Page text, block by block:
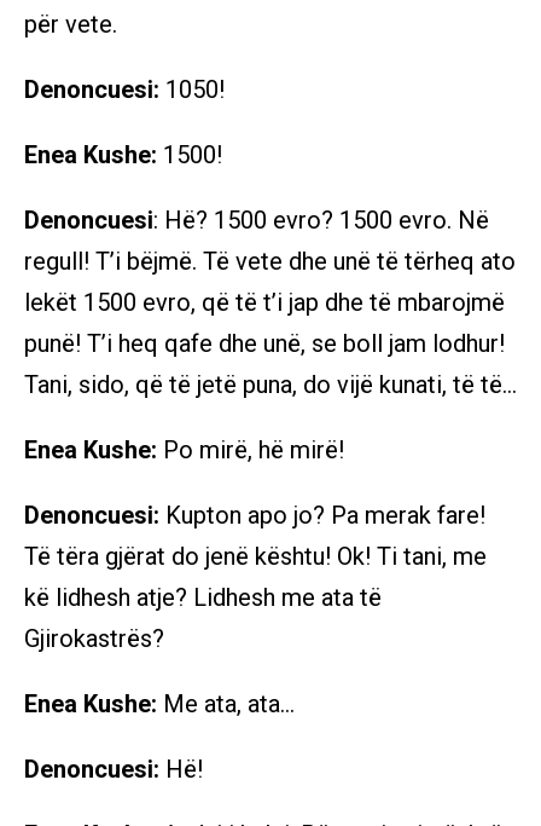
për vete.
Denoncuesi: 1050!
Enea Kushe: 1500!
Denoncuesi: Hë? 1500 evro? 1500 evro. Në
regull! T’i bëjmë. Të vete dhe unë të tërheq ato
lekët 1500 evro, që të t’i jap dhe të mbarojmë
punë! T’i heq qafe dhe unë, se boll jam lodhur!
Tani, sido, që të jetë puna, do vijë kunati, të të…
Enea Kushe: Po mirë, hë mirë!
Denoncuesi: Kupton apo jo? Pa merak fare!
Të tëra gjërat do jenë kështu! Ok! Ti tani, me
kë lidhesh atje? Lidhesh me ata të
Gjirokastrës?
Enea Kushe: Me ata, ata…
Denoncuesi: Hë!